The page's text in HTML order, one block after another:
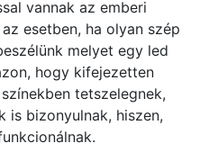
vannak az emberi
esetben, ha olyan szép
melyet egy led
hogy kifejezetten
tetszelegnek,
is bizonyulnak, hiszen,